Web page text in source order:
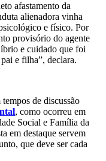
afastamento da
alienadora vinha
e físico. Por
provisório do agente
e cuidado que foi
e filha”, declara.
de discussão
, como ocorreu em
Social e Família da
em destaque servem
que deve ser cada